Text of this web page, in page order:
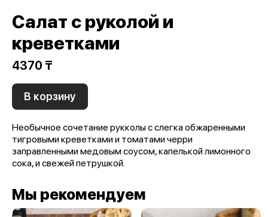
Салат с руколой и
креветками
4370 ₸
В корзину
Необычное сочетание рукколы с слегка обжаренными
тигровыми креветками и томатами черри
заправленными медовым соусом, капелькой лимонного
сока, и свежей петрушкой.
Мы рекомендуем